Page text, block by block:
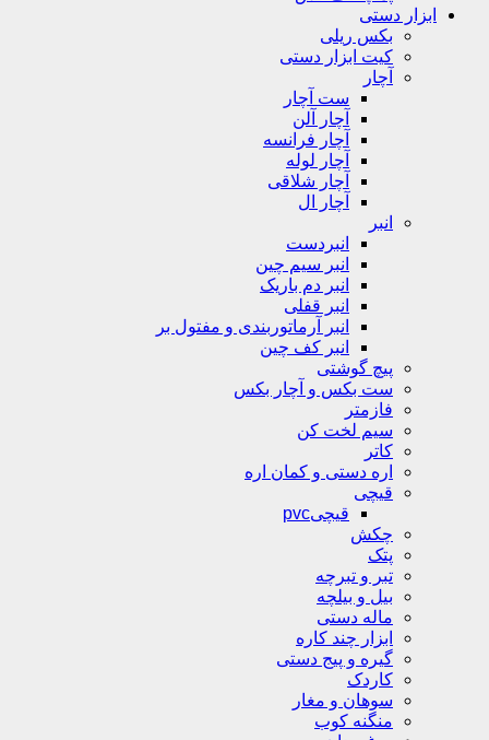
ابزار دستی
بکس ریلی
کیت ابزار دستی
آچار
ست آچار
آچار آلن
آچار فرانسه
آچار لوله
آچار شلاقی
آچار ال
انبر
انبردست
انبر سیم چین
انبر دم باریک
انبر قفلی
انبر آرماتوربندی و مفتول بر
انبر کف چین
پیچ گوشتی
ست بکس و آچار بکس
فازمتر
سیم لخت کن
کاتر
اره دستی و کمان اره
قیچی
قیچیpvc
چکش
پتک
تبر و تبرچه
بیل و بیلچه
ماله دستی
ابزار چند کاره
گیره و پیج دستی
کاردک
سوهان و مغار
منگنه کوب